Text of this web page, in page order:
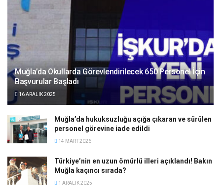
Muğla’da Okullarda Görevlendirilecek 650 Personel İçin
Başvurular Başladı
16 ARALIK 2025
Muğla’da hukuksuzluğu açığa çıkaran ve sürülen
personel görevine iade edildi
14 MART 2026
Türkiye’nin en uzun ömürlü illeri açıklandı! Bakın
Muğla kaçıncı sırada?
1 ARALIK 2025